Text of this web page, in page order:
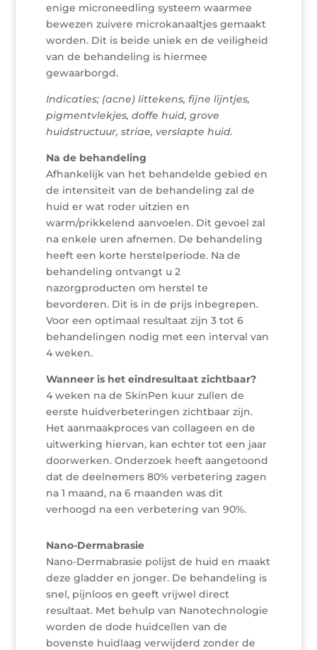
enige microneedling systeem waarmee
bewezen zuivere microkanaaltjes gemaakt
worden. Dit is beide uniek en de veiligheid
van de behandeling is hiermee
gewaarborgd.
Indicaties; (acne) littekens, fijne lijntjes,
pigmentvlekjes, doffe huid, grove
huidstructuur, striae, verslapte huid.
Na de behandeling
Afhankelijk van het behandelde gebied en
de intensiteit van de behandeling zal de
huid er wat roder uitzien en
warm/prikkelend aanvoelen. Dit gevoel zal
na enkele uren afnemen. De behandeling
heeft een korte herstelperiode. Na de
behandeling ontvangt u 2
nazorgproducten om herstel te
bevorderen. Dit is in de prijs inbegrepen.
Voor een optimaal resultaat zijn 3 tot 6
behandelingen nodig met een interval van
4 weken.
Wanneer is het eindresultaat zichtbaar?
4 weken na de SkinPen kuur zullen de
eerste huidverbeteringen zichtbaar zijn.
Het aanmaakproces van collageen en de
uitwerking hiervan, kan echter tot een jaar
doorwerken. Onderzoek heeft aangetoond
dat de deelnemers 80% verbetering zagen
na 1 maand, na 6 maanden was dit
verhoogd na een verbetering van 90%.
Nano-Dermabrasie
Nano-Dermabrasie polijst de huid en maakt
deze gladder en jonger. De behandeling is
snel, pijnloos en geeft vrijwel direct
resultaat. Met behulp van Nanotechnologie
worden de dode huidcellen van de
bovenste huidlaag verwijderd zonder de